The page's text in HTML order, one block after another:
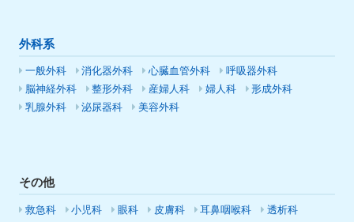
外科系
一般外科 消化器外科 心臓血管外科
呼吸器外科
脳神経外科
整形外科 産婦人科 婦人科
形成外科
乳腺外科
泌尿器科 美容外科
その他
救急科 小児科 眼科 皮膚科 耳鼻咽喉科
透析科